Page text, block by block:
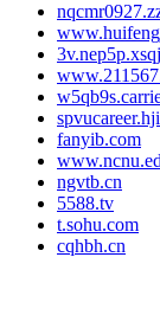
fanyib.com
ngvtb.cn
5588.tv
t.sohu.com
cqhbh.cn